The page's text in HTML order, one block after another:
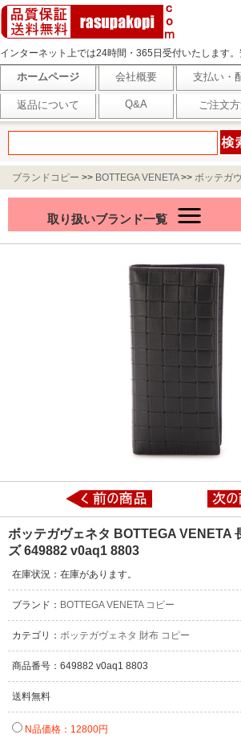
インターネット上では24時間・365日受付いたします。
ホームページ 会社概要 支払い・
返品について Q&A ご注文
ブランドコピー >> BOTTEGA VENETA>> ボッテガ
ェネタ BOTTEGA VENETA 長財布 ブラック メンズ
取り扱いブランド一覧
ボッテガヴェネタ BOTTEGA VENETA
ズ 649882 v0aq1 8803
在庫状況：在庫があります。
ブランド： BOTTEGA VENETA コピー
カテゴリ： ボッテガヴェネタ 財布 コピー
商品番号：649882 v0aq1 8803
送料無料
N品価格：12800円